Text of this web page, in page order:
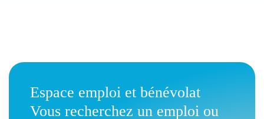
Espace emploi et bénévolat
Vous recherchez un emploi ou